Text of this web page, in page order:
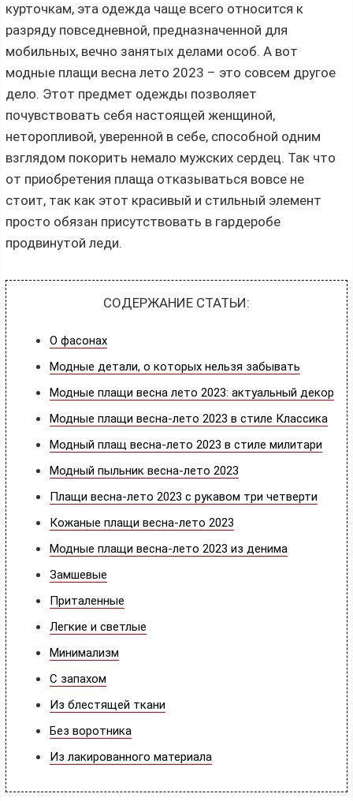
курточкам, эта одежда чаще всего относится к
разряду повседневной, предназначенной для
мобильных, вечно занятых делами особ. А вот
модные плащи весна лето 2023 – это совсем другое
дело. Этот предмет одежды позволяет
почувствовать себя настоящей женщиной,
неторопливой, уверенной в себе, способной одним
взглядом покорить немало мужских сердец. Так что
от приобретения плаща отказываться вовсе не
стоит, так как этот красивый и стильный элемент
просто обязан присутствовать в гардеробе
продвинутой леди.
СОДЕРЖАНИЕ СТАТЬИ:
О фасонах
Модные детали, о которых нельзя забывать
Модные плащи весна лето 2023: актуальный декор
Модные плащи весна-лето 2023 в стиле Классика
Модный плащ весна-лето 2023 в стиле милитари
Модный пыльник весна-лето 2023
Плащи весна-лето 2023 с рукавом три четверти
Кожаные плащи весна-лето 2023
Модные плащи весна-лето 2023 из денима
Замшевые
Приталенные
Легкие и светлые
Минимализм
С запахом
Из блестящей ткани
Без воротника
Из лакированного материала